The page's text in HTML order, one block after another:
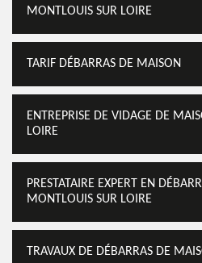
MONTLOUIS SUR LOIRE
TARIF DÉBARRAS DE MAISON
ENTREPRISE DE VIDAGE DE
LOIRE
PRESTATAIRE EXPERT EN
MONTLOUIS SUR LOIRE
TRAVAUX DE DÉBARRAS DE